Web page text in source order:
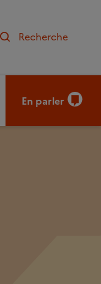
Recherche
En parler